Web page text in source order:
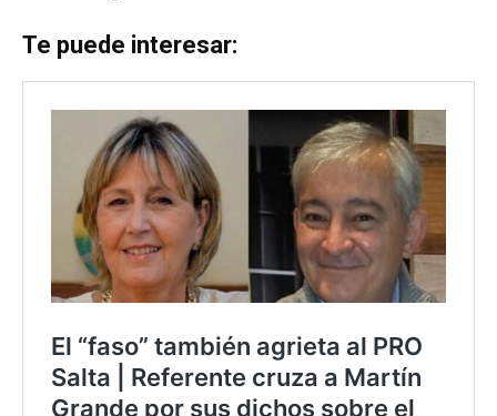
Te puede interesar: